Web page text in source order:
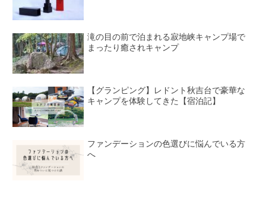
滝の目の前で泊まれる寂地峡キャンプ場で
まったり癒されキャンプ
【グランピング】レドント秋吉台で豪華な
キャンプを体験してきた【宿泊記】
ファンデーションの色選びに悩んでいる方
へ